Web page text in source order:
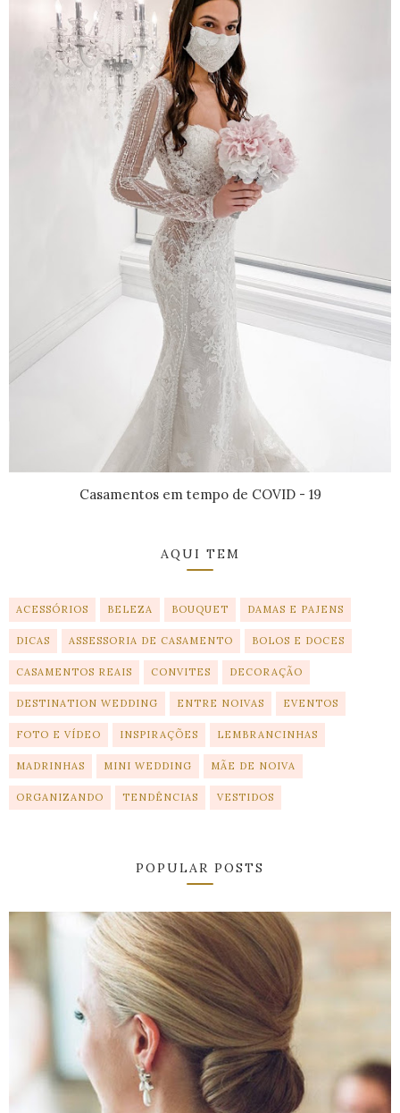
Casamentos em tempo de COVID - 19
AQUI TEM
ACESSÓRIOS BELEZA BOUQUET DAMAS E PAJENS
DICAS ASSESSORIA DE CASAMENTO BOLOS E DOCES
CASAMENTOS REAIS CONVITES DECORAÇÃO
DESTINATION WEDDING ENTRE NOIVAS EVENTOS
FOTO E VÍDEO INSPIRAÇÕES LEMBRANCINHAS
MADRINHAS MINI WEDDING MÃE DE NOIVA
ORGANIZANDO TENDÊNCIAS VESTIDOS
POPULAR POSTS